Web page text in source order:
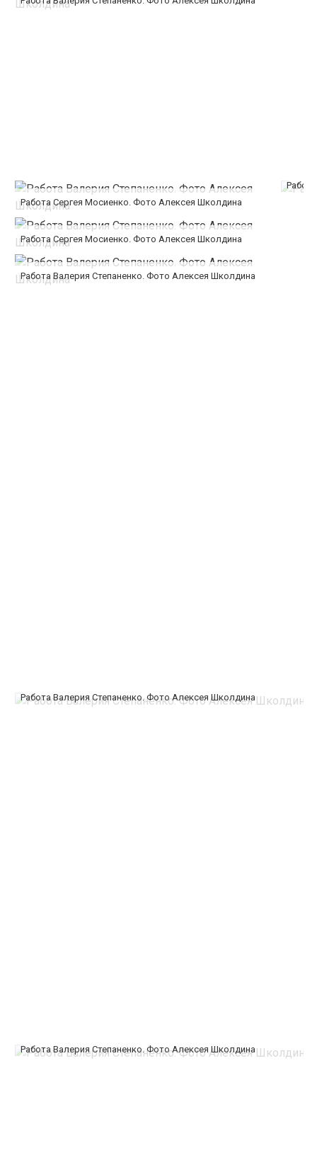
Работа Сергея Мосиенко. Фото Алексея Школдина
Работа Сергея Мосиенко. Фото Алексея Школдина
Работа Валерия Степаненко. Фото Алексея Школдина
Работа Валерия Степаненко. Фото Алексея Школдина
Работа Валерия Степаненко. Фото Алексея Школдина